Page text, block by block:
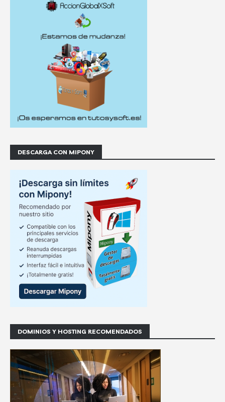
DESCARGA CON MIPONY
DOMINIOS Y HOSTING RECOMENDADOS